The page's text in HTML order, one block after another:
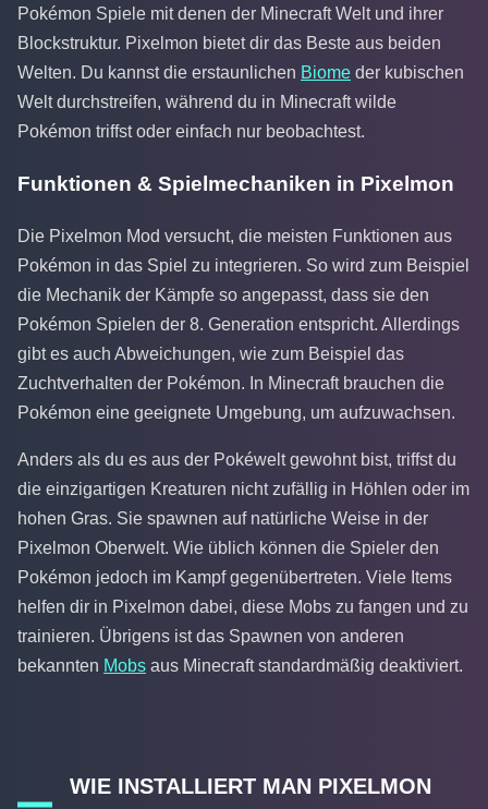
Pokémon Spiele mit denen der Minecraft Welt und ihrer
Blockstruktur. Pixelmon bietet dir das Beste aus beiden
Welten. Du kannst die erstaunlichen Biome der kubischen
Welt durchstreifen, während du in Minecraft wilde
Pokémon triffst oder einfach nur beobachtest.
Funktionen & Spielmechaniken in Pixelmon
Die Pixelmon Mod versucht, die meisten Funktionen aus
Pokémon in das Spiel zu integrieren. So wird zum Beispiel
die Mechanik der Kämpfe so angepasst, dass sie den
Pokémon Spielen der 8. Generation entspricht. Allerdings
gibt es auch Abweichungen, wie zum Beispiel das
Zuchtverhalten der Pokémon. In Minecraft brauchen die
Pokémon eine geeignete Umgebung, um aufzuwachsen.
Anders als du es aus der Pokéwelt gewohnt bist, triffst du
die einzigartigen Kreaturen nicht zufällig in Höhlen oder im
hohen Gras. Sie spawnen auf natürliche Weise in der
Pixelmon Oberwelt. Wie üblich können die Spieler den
Pokémon jedoch im Kampf gegenübertreten. Viele Items
helfen dir in Pixelmon dabei, diese Mobs zu fangen und zu
trainieren. Übrigens ist das Spawnen von anderen
bekannten Mobs aus Minecraft standardmäßig deaktiviert.
WIE INSTALLIERT MAN PIXELMON